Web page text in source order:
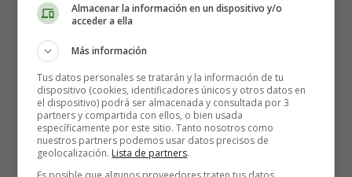
Recetas Caseras
Los ingredientes que necesitas:
1 zanahoria, pelada y en rodajas finas
1 cucharadita de chile en polvo
Almacenar la información en un dispositivo y/o
acceder a ella
Más información
Tus datos personales se tratarán y la información de tu
dispositivo (cookies, identificadores únicos y otros datos en
el dispositivo) podrá ser almacenada y consultada por 3
partners y compartida con ellos, o bien usada
específicamente por este sitio. Tanto nosotros como
nuestros partners podemos usar datos precisos de
geolocalización. Lista de partners.